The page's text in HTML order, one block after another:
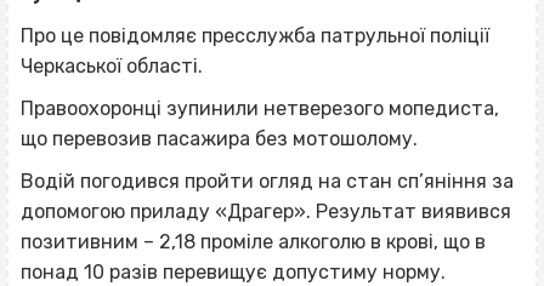
Про це повідомляє пресслужба патрульної поліції
Черкаської області.
Правоохоронці зупинили нетверезого мопедиста,
що перевозив пасажира без мотошолому.
Водій погодився пройти огляд на стан сп’яніння за
допомогою приладу «Драгер». Результат виявився
позитивним – 2,18 проміле алкоголю в крові, що в
понад 10 разів перевищує допустиму норму.